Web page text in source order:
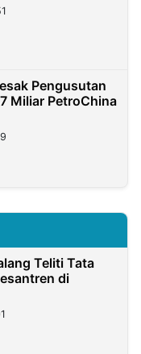
Pengusutan
Miliar PetroChina
Teliti Tata
di